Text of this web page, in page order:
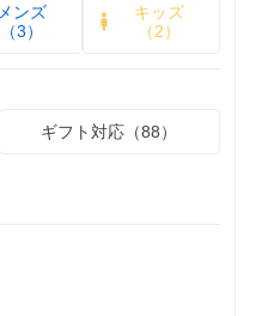
メンズ
（3）
キッズ
（2）
ギフト対応（88）